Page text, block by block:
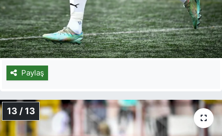
Paylaş
13 / 13